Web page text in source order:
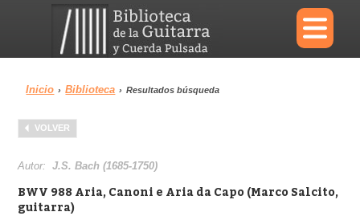
×
Menu
Biblioteca
Inicio › Biblioteca › Resultados búsqueda
VOLVER
Autor:J.S. Bach (1685-1750)
BWV 988 Aria, Canoni e Aria da Capo (Marco Salcito,
guitarra)